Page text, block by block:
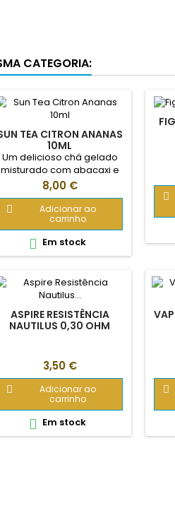
CATEGORIA:
TEA CITRON ANANAS
10ML
Um delicioso chá gelado
misturado com abacaxi e
limão muito refrescante
para o verão! Diluição
recomendada: 10%
Preço
8,00 €

Adicionar ao
carrinho
 Em stock

ASPIRE RESISTÊNCIA
NAUTILUS 0,30 OHM
Preço
3,50 €

Adicionar ao
carrinho
 Em stock
